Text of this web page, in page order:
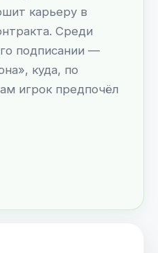
карьеру в
Среди
подписании —
куда, по
игрок предпочёл